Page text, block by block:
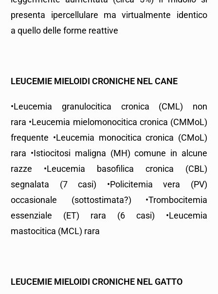
presenta ipercellulare ma virtualmente identico
a quello delle forme reattive
LEUCEMIE MIELOIDI CRONICHE NEL CANE
•Leucemia granulocitica cronica (CML) non
rara •Leucemia mielomonocitica cronica (CMMoL)
frequente •Leucemia monocitica cronica (CMoL)
rara •Istiocitosi maligna (MH) comune in alcune
razze •Leucemia basofilica cronica (CBL)
segnalata (7 casi) •Policitemia vera (PV)
occasionale (sottostimata?) •Trombocitemia
essenziale (ET) rara (6 casi) •Leucemia
mastocitica (MCL) rara
LEUCEMIE MIELOIDI CRONICHE NEL GATTO